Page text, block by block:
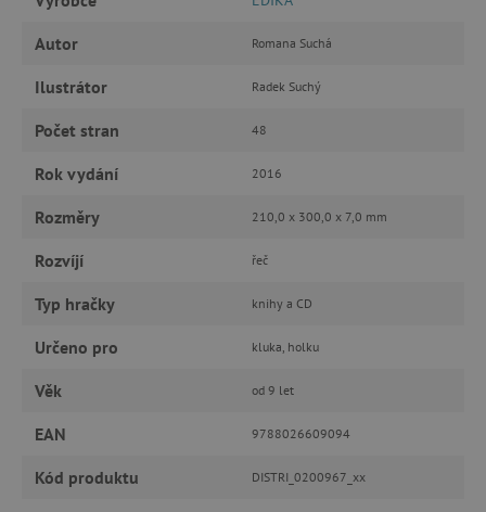
Autor Romana Suchá
Ilustrátor Radek Suchý
Počet stran 48
Rok vydání 2016
Rozměry 210,0 x 300,0 x 7,0 mm
Rozvíjí řeč
Typ hračky knihy a CD
Určeno pro kluka, holku
Věk od 9 let
EAN 9788026609094
Kód produktu DISTRI_0200967_xx
MARKETINGOVÉ COOKIES
Funkční soubory
Nezbytně nutné soubory cookie umožňují
stránky nelze bez nezbytně nutných souborů